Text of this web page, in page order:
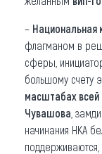
– Национальная
флагманом в
сферы,
большому счету
масштабах всей
Чувашова ,
начинания НКА